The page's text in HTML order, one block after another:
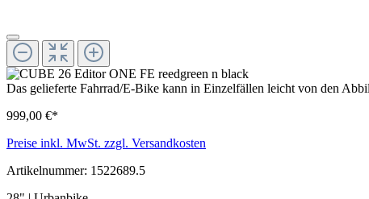
Das gelieferte Fahrrad/E-Bike kann in Einzelfällen leicht von den
999,00 €*
Preise inkl. MwSt. zzgl. Versandkosten
Artikelnummer: 1522689.5